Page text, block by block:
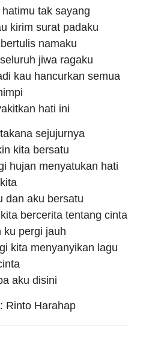
tak sayang
kirim surat padaku
namaku
jiwa ragaku
kau hancurkan semua
hati ini
sejujurnya
kita bersatu
hujan menyatukan hati
kita
dan aku bersatu
bercerita tentang cinta
ku pergi jauh
kita menyanyikan lagu
aku disini
Rinto Harahap